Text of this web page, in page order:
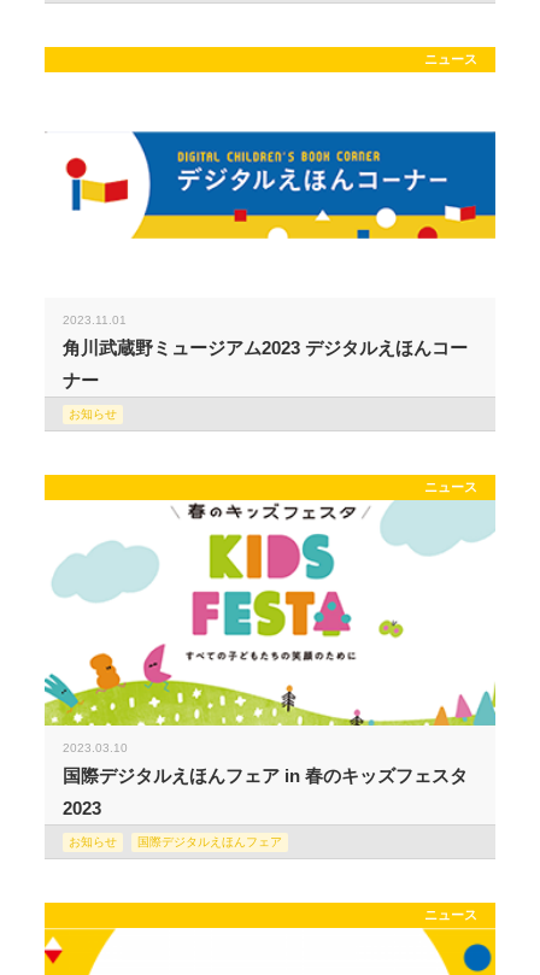
ニュース
2023.11.01
角川武蔵野ミュージアム2023 デジタルえほんコー
ナー
お知らせ
ニュース
2023.03.10
国際デジタルえほんフェア in 春のキッズフェスタ
2023
お知らせ 国際デジタルえほんフェア
ニュース